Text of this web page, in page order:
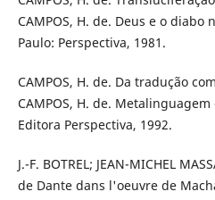
CAMPOS, H. de. Deus e o diabo
Paulo: Perspectiva, 1981.
CAMPOS, H. de. Da tradução
CAMPOS, H. de.
Editora Perspectiva, 1992.
J.-F. BOTREL; JEAN-MICHEL
de Dante dans l'oeuvre de